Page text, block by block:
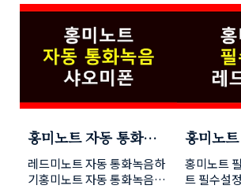
홍미노트 자동 통화녹
음
레드미노트 자동 통화녹음하
기홍미노트 자동 통화녹음하
홍미노
후 필수
홍미노트
트 필수설